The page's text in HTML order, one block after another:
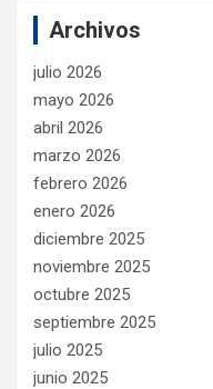
Archivos
julio 2026
mayo 2026
abril 2026
marzo 2026
febrero 2026
enero 2026
diciembre 2025
noviembre 2025
octubre 2025
septiembre 2025
julio 2025
junio 2025